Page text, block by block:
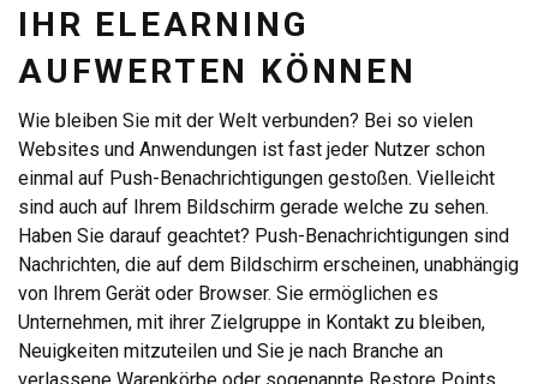
IHR ELEARNING
AUFWERTEN KÖNNEN
Wie bleiben Sie mit der Welt verbunden? Bei so vielen
Websites und Anwendungen ist fast jeder Nutzer schon
einmal auf Push-Benachrichtigungen gestoßen. Vielleicht
sind auch auf Ihrem Bildschirm gerade welche zu sehen.
Haben Sie darauf geachtet? Push-Benachrichtigungen sind
Nachrichten, die auf dem Bildschirm erscheinen, unabhängig
von Ihrem Gerät oder Browser. Sie ermöglichen es
Unternehmen, mit ihrer Zielgruppe in Kontakt zu bleiben,
Neuigkeiten mitzuteilen und Sie je nach Branche an